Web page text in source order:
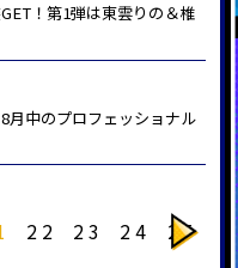
！第1弾は東雲りの＆椎
月中のプロフェッショナル
22 23 24 25